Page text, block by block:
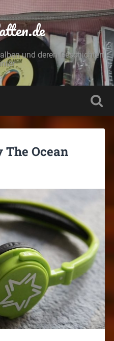
und deren Geschichten
The Ocean